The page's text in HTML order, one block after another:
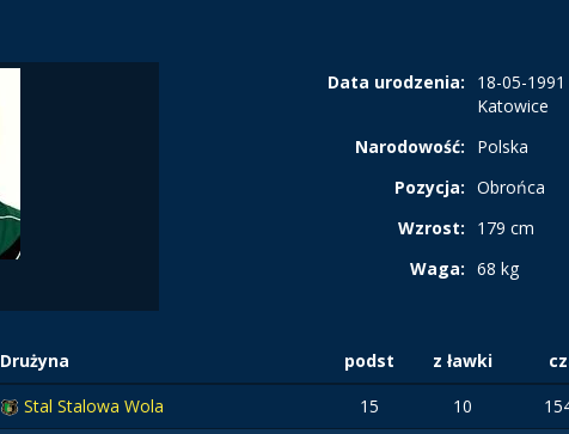
Data urodzenia:
18-05-
Katowice
Narodowość:
Polska
Pozycja: Obrońca
Wzrost:
179 cm
Waga: 68 kg
Drużyna podst z ławki
Stal Stalowa Wola 15 10